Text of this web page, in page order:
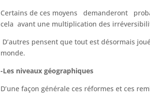
Certains de ces moyens demanderont
cela avant une multiplication des
D’autres pensent que tout est désormais
monde.
-Les niveaux géographiques
D’une façon générale ces réformes et ces